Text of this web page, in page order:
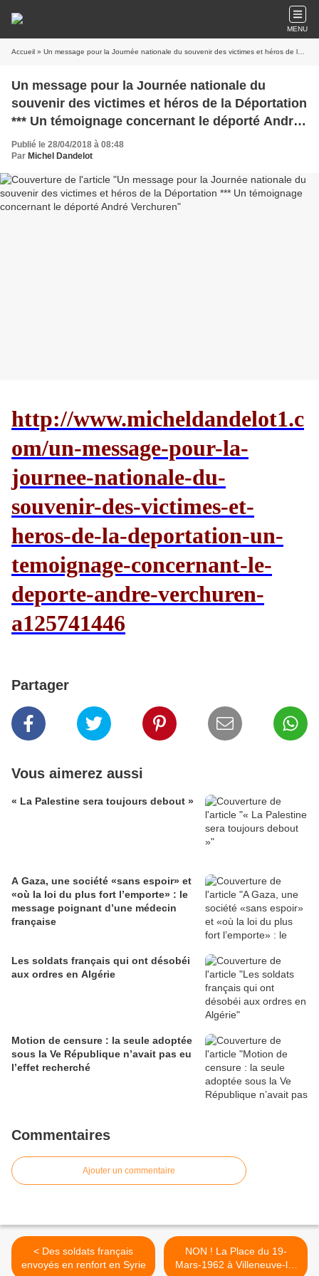
MENU
Accueil » Un message pour la Journée nationale du souvenir des victimes et héros de la Déportation *** Un témoignage concernant le déporté André Verchuren
Un message pour la Journée nationale du
souvenir des victimes et héros de la Déportation
*** Un témoignage concernant le déporté André
Verchuren
Publié le 28/04/2018 à 08:48
Par Michel Dandelot
http://www.micheldandelot1.c
om/un-message-pour-la-
journee-nationale-du-
souvenir-des-victimes-et-
heros-de-la-deportation-un-
temoignage-concernant-le-
deporte-andre-verchuren-
a125741446
Partager
Vous aimerez aussi
« La Palestine sera toujours debout »
A Gaza, une société «sans espoir» et
«où la loi du plus fort l’emporte» : le
message poignant d’une médecin
française
Les soldats français qui ont désobéi
aux ordres en Algérie
Motion de censure : la seule adoptée
sous la Ve République n’avait pas eu
l’effet recherché
Commentaires
Ajouter un commentaire
< Des soldats français
envoyés en renfort en Syrie
NON ! La Place du 19-
Mars-1962 à Villeneuve-le-